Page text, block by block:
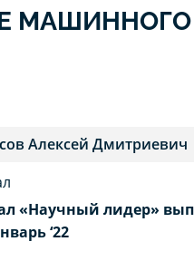
МАШИННОГО
Алексей Дмитриевич
«Научный лидер»
‘22